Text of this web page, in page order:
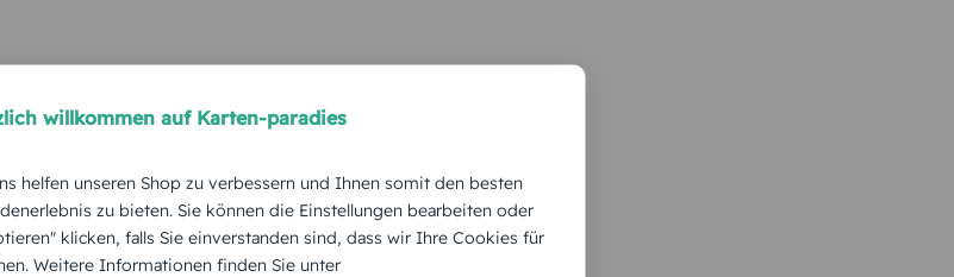
willkommen auf Karten-paradies
helfen unseren Shop zu verbessern und Ihnen somit den besten
zu bieten. Sie können die Einstellungen bearbeiten oder
klicken, falls Sie einverstanden sind, dass wir Ihre Cookies für
Weitere Informationen finden Sie unter